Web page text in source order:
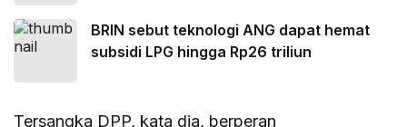
BRIN sebut teknologi ANG dapat hemat
subsidi LPG hingga Rp26 triliun
Tersangka DPP, kata dia, berperan